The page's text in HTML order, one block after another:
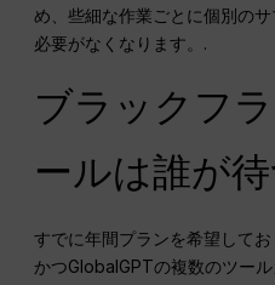
め、些細な作業ごとに個別の
必要がなくなります。.
ブラックフ
ールは誰が
すでに年間プランを希望してお
かつGlobalGPTの複数のツー